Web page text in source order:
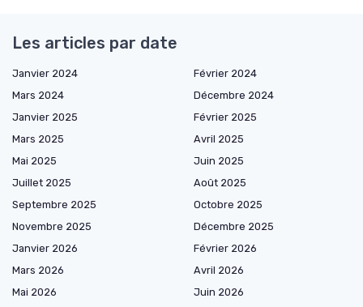
Les articles par date
Janvier 2024
Février 2024
Mars 2024
Décembre 2024
Janvier 2025
Février 2025
Mars 2025
Avril 2025
Mai 2025
Juin 2025
Juillet 2025
Août 2025
Septembre 2025
Octobre 2025
Novembre 2025
Décembre 2025
Janvier 2026
Février 2026
Mars 2026
Avril 2026
Mai 2026
Juin 2026